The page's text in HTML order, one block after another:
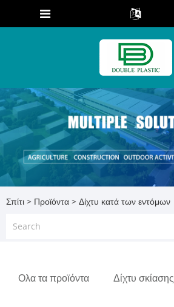
Σπίτι > Προϊόντα > Δίχτυ κατά των εντόμων
Ολα τα προϊόντα Δίχτυ σκίασης